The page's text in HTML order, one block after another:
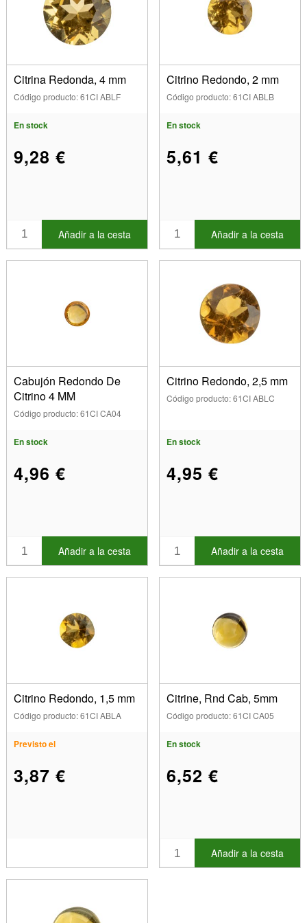
Citrina Redonda, 4 mm
Código producto: 61CI ABLF
En stock
9,28 €
Añadir a la cesta
Citrino Redondo, 2 mm
Código producto: 61CI ABLB
En stock
5,61 €
Añadir a la cesta
Cabujón Redondo De
Citrino 4 MM
Código producto: 61CI CA04
En stock
4,96 €
Añadir a la cesta
Citrino Redondo, 2,5 mm
Código producto: 61CI ABLC
En stock
4,95 €
Añadir a la cesta
Citrino Redondo, 1,5 mm
Código producto: 61CI ABLA
Previsto el
3,87 €
Citrine, Rnd Cab, 5mm
Código producto: 61CI CA05
En stock
6,52 €
Añadir a la cesta